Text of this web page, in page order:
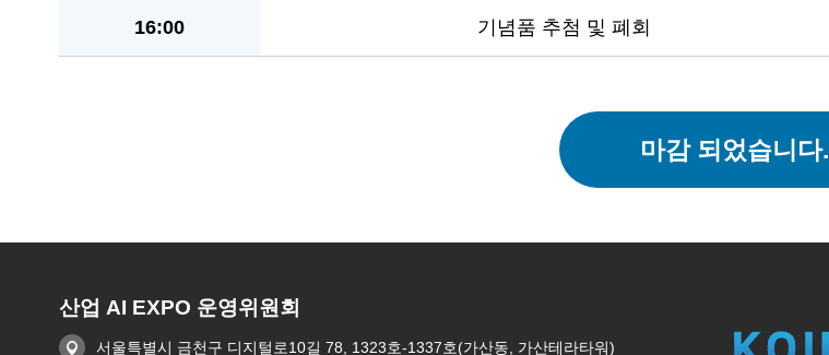
16:00 기념품 추첨 및 폐회
마감 되었습니다.
산업 AI EXPO 운영위원회
서울특별시 금천구 디지털로10길 78, 1323호-1337호(가산동, 가산테라타워)